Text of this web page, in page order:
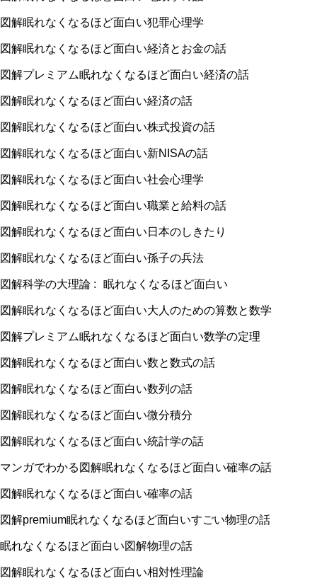
図解眠れなくなるほど面白い犯罪心理学
図解眠れなくなるほど面白い経済とお金の話
図解プレミアム眠れなくなるほど面白い経済の話
図解眠れなくなるほど面白い経済の話
図解眠れなくなるほど面白い株式投資の話
図解眠れなくなるほど面白い新NISAの話
図解眠れなくなるほど面白い社会心理学
図解眠れなくなるほど面白い職業と給料の話
図解眠れなくなるほど面白い日本のしきたり
図解眠れなくなるほど面白い孫子の兵法
図解科学の大理論 : 眠れなくなるほど面白い
図解眠れなくなるほど面白い大人のための算数と数学
図解プレミアム眠れなくなるほど面白い数学の定理
図解眠れなくなるほど面白い数と数式の話
図解眠れなくなるほど面白い数列の話
図解眠れなくなるほど面白い微分積分
図解眠れなくなるほど面白い統計学の話
マンガでわかる図解眠れなくなるほど面白い確率の話
図解眠れなくなるほど面白い確率の話
図解premium眠れなくなるほど面白いすごい物理の話
眠れなくなるほど面白い図解物理の話
図解眠れなくなるほど面白い相対性理論